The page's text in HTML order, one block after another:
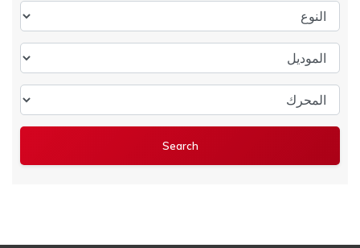
النوع
الموديل
المحرك